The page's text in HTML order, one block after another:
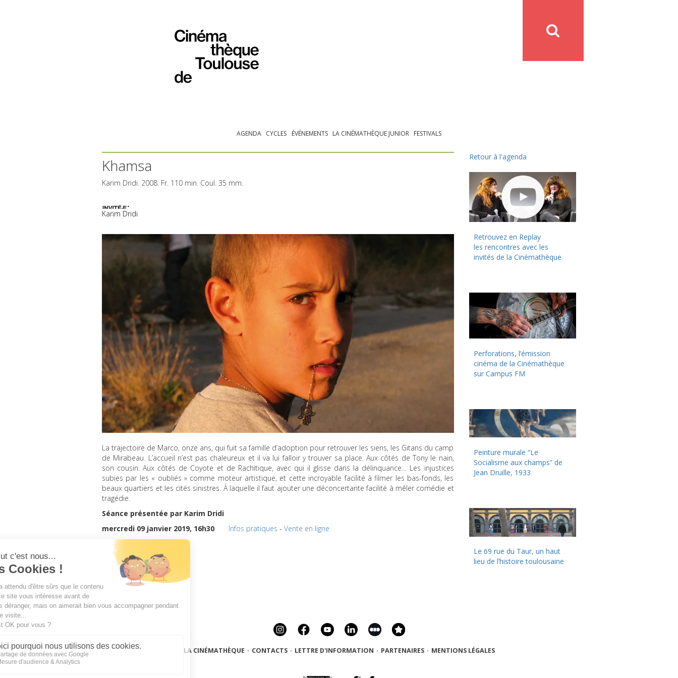
AGENDA CYCLES ÉVÉNEMENTS LA CINÉMATHÈQUE JUNIOR FESTIVALS
Khamsa
Karim Dridi. 2008. Fr. 110 min. Coul. 35 mm.
Karim Dridi
La trajectoire de Marco, onze ans, qui fuit sa famille d’adoption pour retrouver les siens, les Gitans du camp
de Mirabeau. L’accueil n’est pas chaleureux et il va lui falloir y trouver sa place. Aux côtés de Tony le nain,
son cousin. Aux côtés de Coyote et de Rachitique, avec qui il glisse dans la délinquance… Les injustices
subies par les « oubliés » comme moteur artistique, et cette incroyable facilité à filmer les bas-fonds, les
beaux quartiers et les cités sinistres. À laquelle il faut ajouter une déconcertante facilité à mêler comédie et
tragédie.
Séance présentée par Karim Dridi
mercredi 09 janvier 2019, 16h30
Infos pratiques - Vente en ligne
Retour à l'agenda
Retrouvez en Replay
les rencontres avec les
invités de la Cinémathèque
Perforations, l’émission
cinéma de la Cinémathèque
sur Campus FM
Peinture murale “Le
Socialisme aux champs” de
Jean Druille, 1933
Le 69 rue du Taur, un haut
lieu de l’histoire toulousaine
LA CINÉMATHÈQUE · CONTACTS · LETTRE D'INFORMATION · PARTENAIRES · MENTIONS LÉGALES